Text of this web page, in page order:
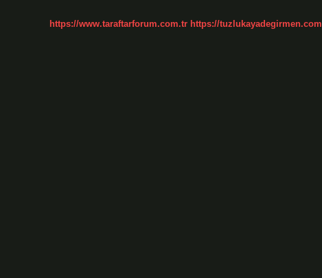
https://www.taraftarforum.com.tr https://